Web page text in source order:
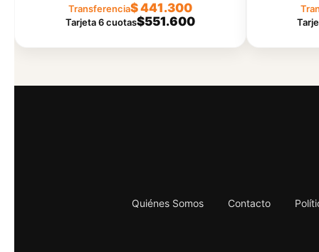
Transferencia$ 441.300
Tarjeta 6 cuotas$551.600
Quiénes Somos Contacto